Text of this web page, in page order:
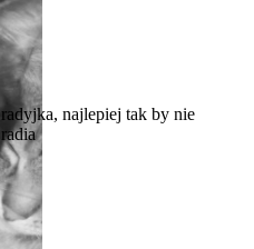
najlepiej tak by nie